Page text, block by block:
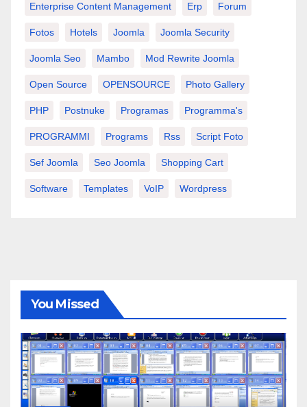
Enterprise Content Management Erp Forum
Fotos Hotels Joomla Joomla Security
Joomla Seo Mambo Mod Rewrite Joomla
Open Source OPENSOURCE Photo Gallery
PHP Postnuke Programas Programma's
PROGRAMMI Programs Rss Script Foto
Sef Joomla Seo Joomla Shopping Cart
Software Templates VoIP Wordpress
You Missed